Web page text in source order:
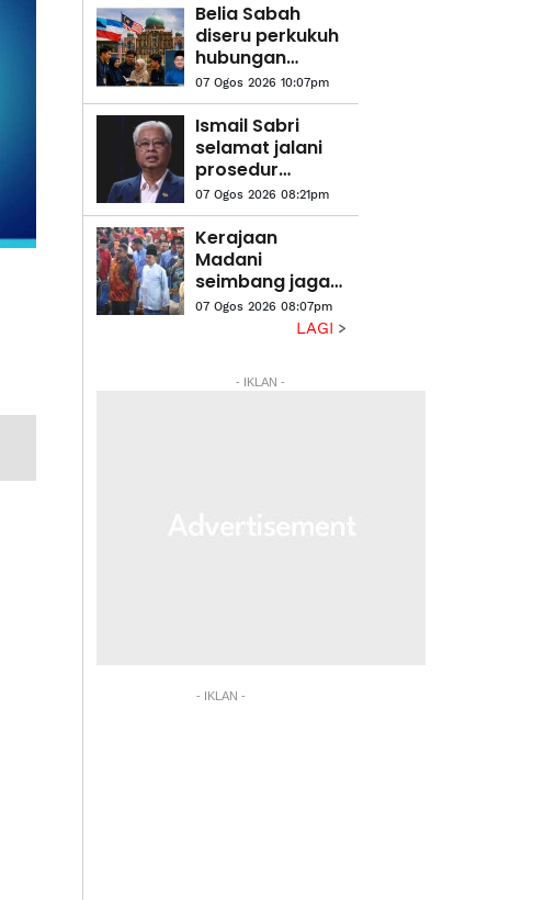
Belia Sabah
diseru perkukuh
hubungan
dengan
Putrajaya
07 Ogos 2026 10:07pm
Ismail Sabri
selamat jalani
prosedur
pasang alat
perentak
jantung
07 Ogos 2026 08:21pm
Kerajaan
Madani
seimbang jaga
kepentingan
semua kaum,
07 Ogos 2026 08:07pm
LAGI
- IKLAN -
- IKLAN -